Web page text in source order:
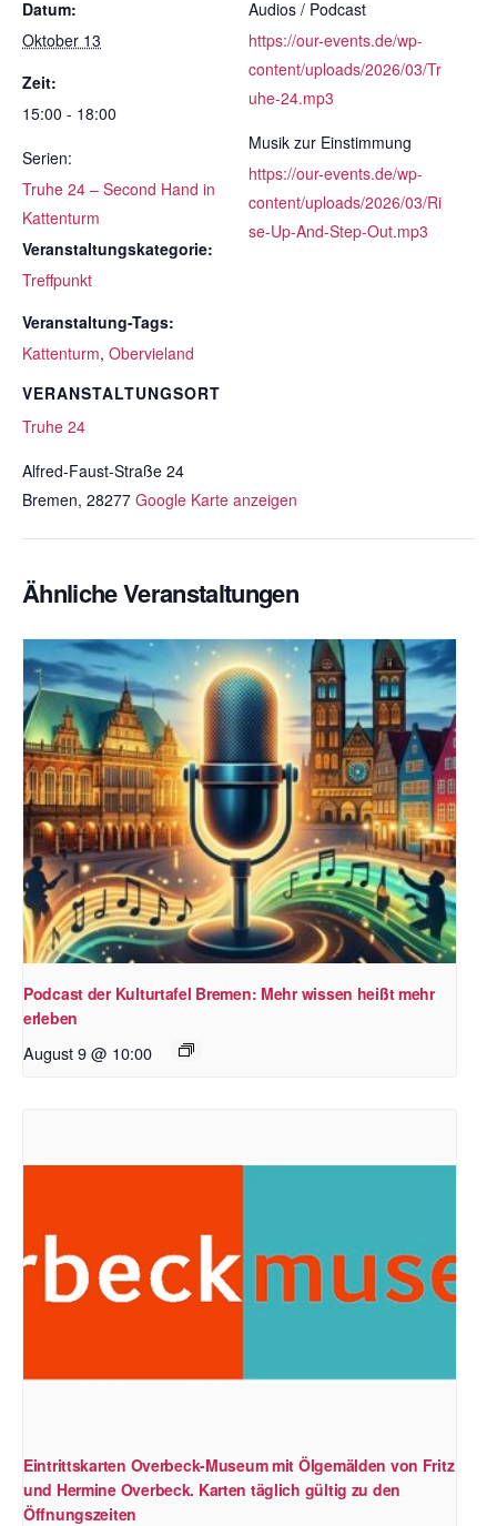
Datum:
Oktober 13
Zeit:
15:00 - 18:00
Serien:
Truhe 24 – Second Hand in
Kattenturm
Veranstaltungskategorie:
Treffpunkt
Veranstaltung-Tags:
Kattenturm, Obervieland
VERANSTALTUNGSORT
Truhe 24
Alfred-Faust-Straße 24
Bremen, 28277 Google Karte anzeigen
Audios / Podcast
https://our-events.de/wp-
content/uploads/2026/03/Tr
uhe-24.mp3
Musik zur Einstimmung
https://our-events.de/wp-
content/uploads/2026/03/Ri
se-Up-And-Step-Out.mp3
Ähnliche Veranstaltungen
Podcast der Kulturtafel Bremen: Mehr wissen heißt mehr
erleben
August 9 @ 10:00
Eintrittskarten Overbeck-Museum mit Ölgemälden von Fritz
und Hermine Overbeck. Karten täglich gültig zu den
Öffnungszeiten